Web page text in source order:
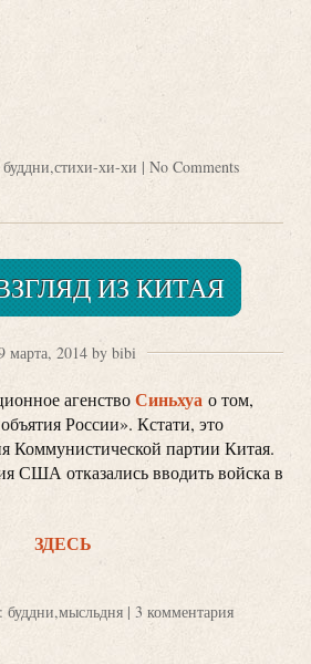
буддни,стихи-хи-хи | No Comments
ИЗ КИТАЯ
марта, 2014 by bibi
агенствоСиньхуа о том,
России». Кстати, это
Коммунистической партии Китая.
США отказались вводить войска в
ЗДЕСЬ
буддни,мысльдня | 3 комментария